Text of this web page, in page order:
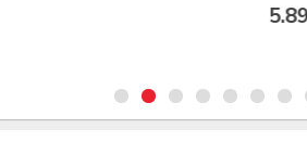
5.893,21 TL